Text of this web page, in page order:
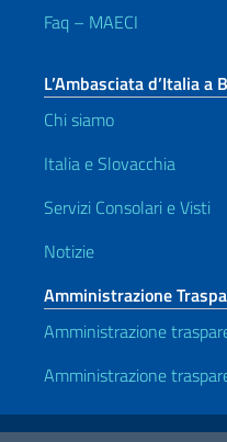
Faq – MAECI
L’Ambasciata d’Italia a
Chi siamo
Italia e Slovacchia
Servizi Consolari e Visti
Notizie
Amministrazione
Amministrazione
Amministrazione
Link Utili